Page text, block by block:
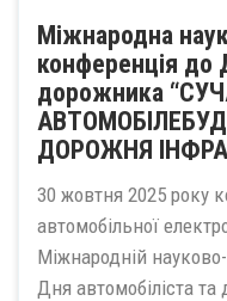
Міжнародна
конференція до
дорожника
ДОРОЖНЯ
30 жовтня 2025 року
автомобільної
Міжнародній
Дня автомобіліста